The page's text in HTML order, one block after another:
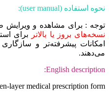
نحوه استفاده (user manual):
توجه : برای مشاهده و ویرایش
نسخه‌های بروز یا بالاتر
برای
امکانات پیشرفته‌تر و
می‌دهند.
English description:
layer medical prescription form